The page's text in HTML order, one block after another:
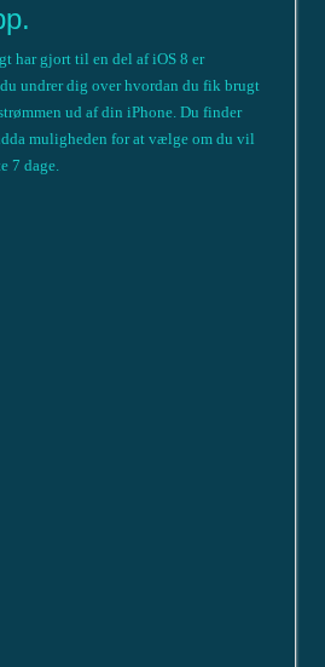
har gjort til en del af iOS 8 er
undrer dig over hvordan du fik brugt
ud af din iPhone. Du finder
muligheden for at vælge om du vil
7 dage.